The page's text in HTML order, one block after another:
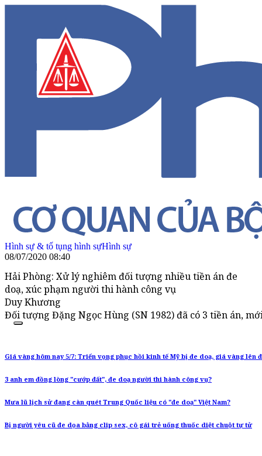
Hình sự & tố tụng hình sựHình sự
08/07/2020 08:40
Hải Phòng: Xử lý nghiêm đối tượng nhiều tiền án đe
doạ, xúc phạm người thi hành công vụ
Duy Khương
Đối tượng Đặng Ngọc Hùng (SN 1982) đã có 3 tiền án,
Giá vàng hôm nay 5/7: Triển vọng phục hồi kinh tế Mỹ bị đe doạ, giá vàng lên
3 anh em đồng lòng "cướp đất", đe doạ người thi hành công vụ?
Mưa lũ lịch sử đang càn quét Trung Quốc liệu có "đe doạ" Việt Nam?
Bị người yêu cũ đe dọa bằng clip sex, cô gái trẻ uống thuốc diệt chuột tự tử